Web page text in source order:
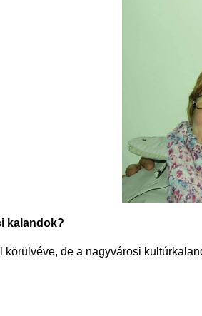
kalandok?
körülvéve, de a nagyvárosi